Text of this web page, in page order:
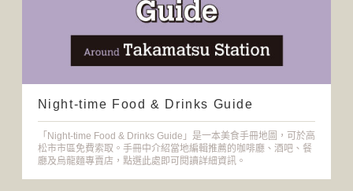
Night-time Food & Drinks Guide
「Night-time Food & Drinks Guide」是一本美食手冊地圖，可於高
松市市區免費索取。手冊中介紹當地編輯推薦的咖啡廳、酒吧、餐
廳及烏龍麵專賣店，點選此處即可閱讀詳細資訊。